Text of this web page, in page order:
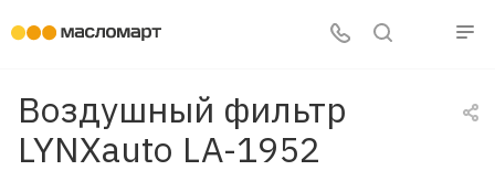
Воздушный фильтр
LYNXauto LA-1952